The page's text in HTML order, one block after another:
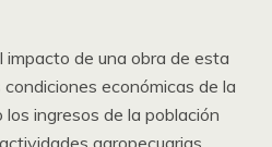
impacto de una obra de esta
económicas de la
ingresos de la población
agropecuarias,